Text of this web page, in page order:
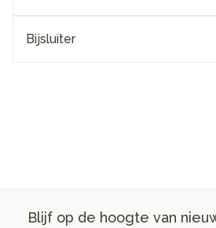
Bijsluiter
Blijf op de hoogte van